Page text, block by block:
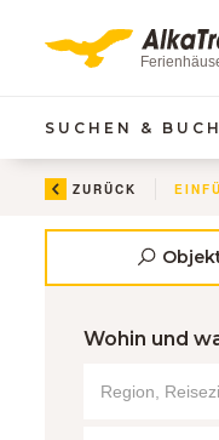
SUCHEN &
ZURÜCK
Wohin und